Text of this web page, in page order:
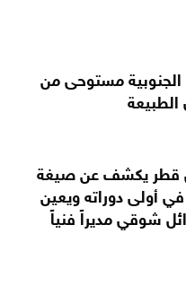
مستوحى من
قطر يكشف عن صيغة
أولى دوراته ويعين
شوقي مديراً فنياً